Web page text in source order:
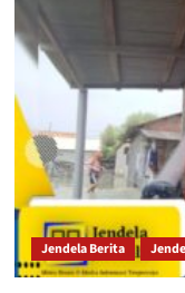
Jendela Berita